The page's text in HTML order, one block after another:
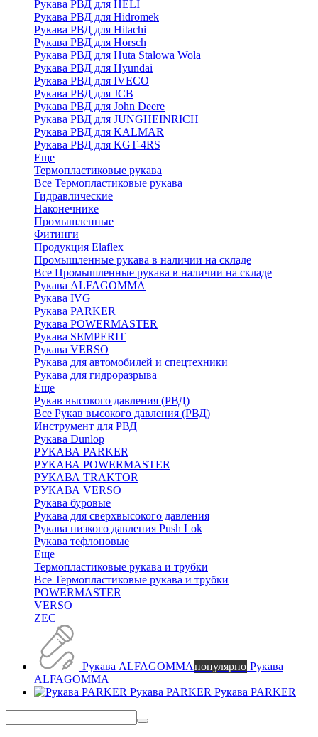
Рукава РВД для HELI
Рукава РВД для Hidromek
Рукава РВД для Hitachi
Рукава РВД для Horsch
Рукава РВД для Huta Stalowa Wola
Рукава РВД для Hyundai
Рукава РВД для IVECO
Рукава РВД для JCB
Рукава РВД для John Deere
Рукава РВД для JUNGHEINRICH
Рукава РВД для KALMAR
Рукава РВД для KGT-4RS
Еще
Термопластиковые рукава
Все Термопластиковые рукава
Гидравлические
Наконечнике
Промышленные
Фитинги
Продукция Elaflex
Промышленные рукава в наличии на складе
Все Промышленные рукава в наличии на складе
Рукава ALFAGOMMA
Рукава IVG
Рукава PARKER
Рукава POWERMASTER
Рукава SEMPERIT
Рукава VERSO
Рукава для автомобилей и спецтехники
Рукава для гидроразрыва
Еще
Рукав высокого давления (РВД)
Все Рукав высокого давления (РВД)
Инструмент для РВД
Рукава Dunlop
РУКАВА PARKER
РУКАВА POWERMASTER
РУКАВА TRAKTOR
РУКАВА VERSO
Рукава буровые
Рукава для сверхвысокого давления
Рукава низкого давления Push Lok
Рукава тефлоновые
Еще
Термопластиковые рукава и трубки
Все Термопластиковые рукава и трубки
POWERMASTER
VERSO
ZEC
Рукава ALFAGOMMAпопулярно Рукава
ALFAGOMMA
Рукава PARKER Рукава PARKER